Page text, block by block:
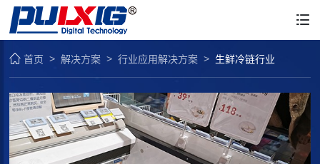
首页 解决方案 行业应用解决方案 生鲜冷链行业